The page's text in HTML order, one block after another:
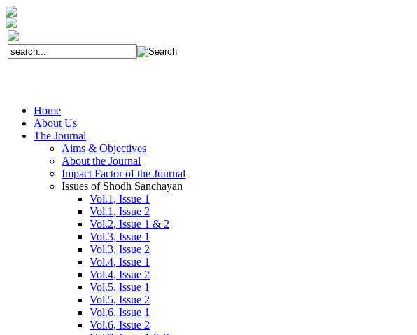
Home
About Us
The Journal
Aims & Objectives
About the Journal
Impact Factor of the Journal
Issues of Shodh Sanchayan
Vol.1, Issue 1
Vol.1, Issue 2
Vol.2, Issue 1 & 2
Vol.3, Issue 1
Vol.3, Issue 2
Vol.4, Issue 1
Vol.4, Issue 2
Vol.5, Issue 1
Vol.5, Issue 2
Vol.6, Issue 1
Vol.6, Issue 2